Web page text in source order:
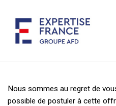
Nous sommes au regret de
possible de postuler à cette